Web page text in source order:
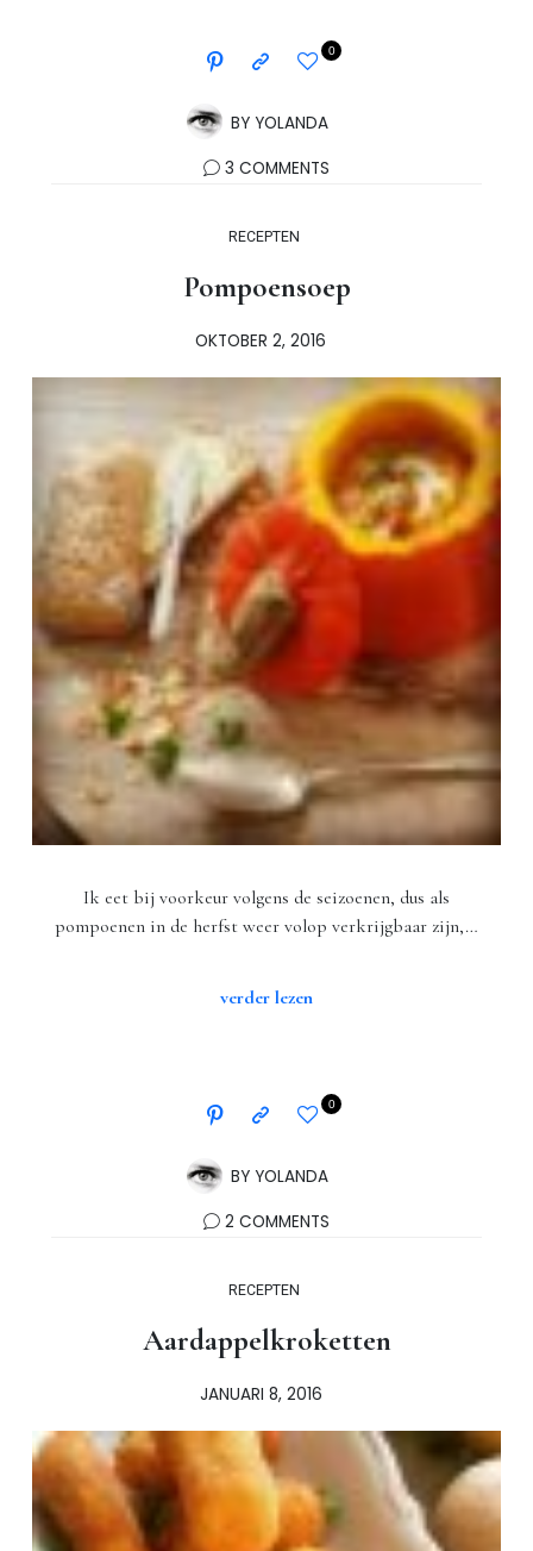
BY YOLANDA
0
3 COMMENTS
RECEPTEN
Pompoensoep
OKTOBER 2, 2016
Ik eet bij voorkeur volgens de seizoenen, dus als
pompoenen in de herfst weer volop verkrijgbaar zijn,…
verder lezen
BY YOLANDA
0
2 COMMENTS
RECEPTEN
Aardappelkroketten
JANUARI 8, 2016